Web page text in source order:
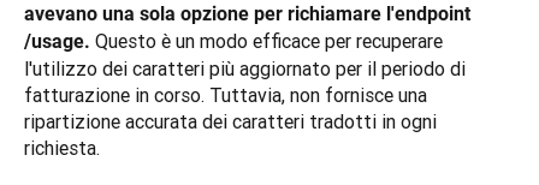
avevano una sola opzione per richiamare l'endpoint
/usage. Questo è un modo efficace per recuperare
l'utilizzo dei caratteri più aggiornato per il periodo di
fatturazione in corso. Tuttavia, non fornisce una
ripartizione accurata dei caratteri tradotti in ogni
richiesta.